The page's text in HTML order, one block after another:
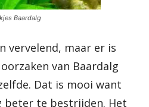
Baardalg
vervelend, maar er is
van Baardalg
Dat is mooi want
beter te bestrijden. Het